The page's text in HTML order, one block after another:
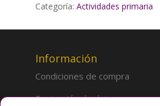
Categoría: Actividades primaria
Información
Condiciones de compra
Protección de datos